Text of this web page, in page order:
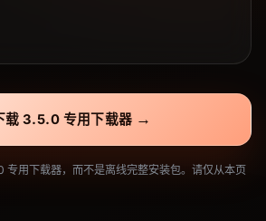
载 3.5.0 专用下载器 →
专用下载器，而不是离线完整安装包。请仅从本页